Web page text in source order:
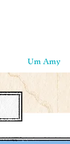
Um Amy